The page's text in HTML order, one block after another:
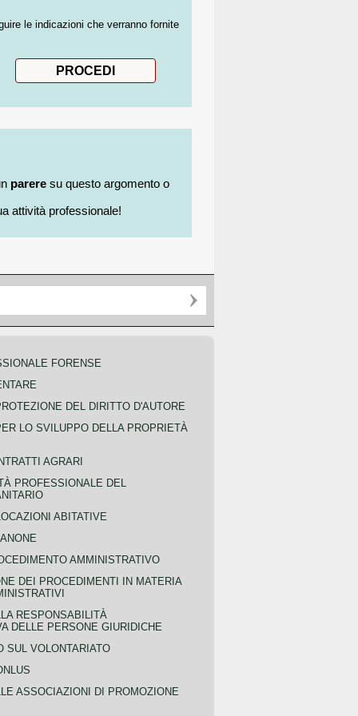
le indicazioni che verranno fornite
pareresu questo argomento o
attività professionale!
FORENSE
DEL DIRITTO D'AUTORE
LO SVILUPPO DELLA PROPRIETÀ
AGRARI
PROFESSIONALE DEL
ABITATIVE
AMMINISTRATIVO
DEI PROCEDIMENTI IN MATERIA
RESPONSABILITÀ
DELLE PERSONE GIURIDICHE
SUL VOLONTARIATO
ASSOCIAZIONI DI PROMOZIONE